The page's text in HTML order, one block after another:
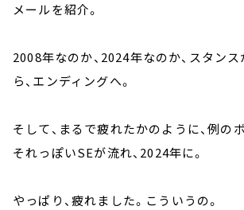
メールを紹介。
2008年なのか、2024年なのか、スタン
ら、エンディングへ。
そして、まるで疲れたかのように、例の
それっぽいSEが流れ、2024年に。
やっぱり、疲れました。こういうの。